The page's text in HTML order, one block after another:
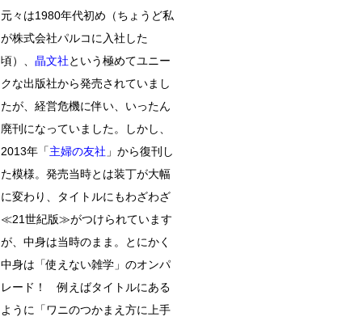
元々は1980年代初め（ちょうど私
が株式会社パルコに入社した
頃）、 晶文社という極めてユニー
クな出版社から発売されていまし
たが、経営危機に伴い、いったん
廃刊になっていました。しかし、
2013年「主婦の友社 」から復刊し
た模様。発売当時とは装丁が大幅
に変わり、タイトルにもわざわざ
≪21世紀版≫がつけられています
が、中身は当時のまま。とにかく
中身は「使えない雑学」のオンパ
レード！ 例えばタイトルにある
ように「ワニのつかまえ方に上手